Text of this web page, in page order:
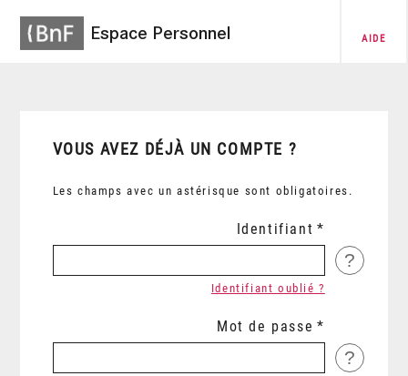
Espace Personnel AIDE
VOUS AVEZ DÉJÀ UN COMPTE ?
Les champs avec un astérisque sont obligatoires.
Identifiant
?
Identifiant oublié ?
Mot de passe
?